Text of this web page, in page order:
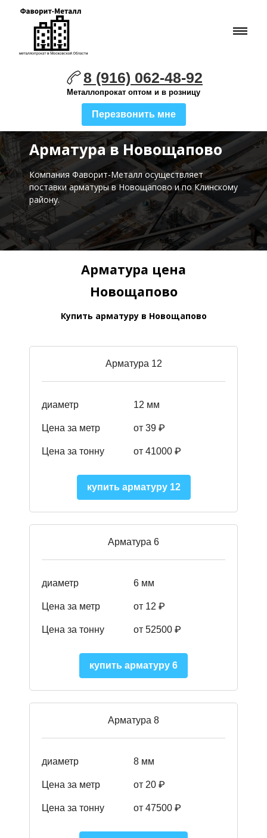
8 (916) 062-48-92
Металлопрокат оптом и в розницу
Перезвонить мне
Арматура в Новощапово
Компания Фаворит-Металл осуществляет
поставкиарматуры в Новощапово и по Клинскому
району.
Арматура цена
Новощапово
Купить арматуру в Новощапово
Арматура 12
диаметр 12 мм
Цена за метр от 39 ₽
Цена за тонну от 41000 ₽
купить арматуру 12
Арматура 6
диаметр 6 мм
Цена за метр от 12 ₽
Цена за тонну от 52500 ₽
купить арматуру 6
Арматура 8
диаметр 8 мм
Цена за метр от 20 ₽
Цена за тонну от 47500 ₽